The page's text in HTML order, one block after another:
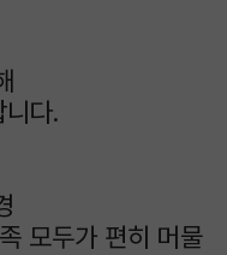
다.
모두가 편히 머물